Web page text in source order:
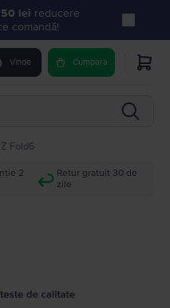
50 lei reducere
comandă!
Vinde Cumpara
Fold6
2
Retur gratuit 30 de
zile